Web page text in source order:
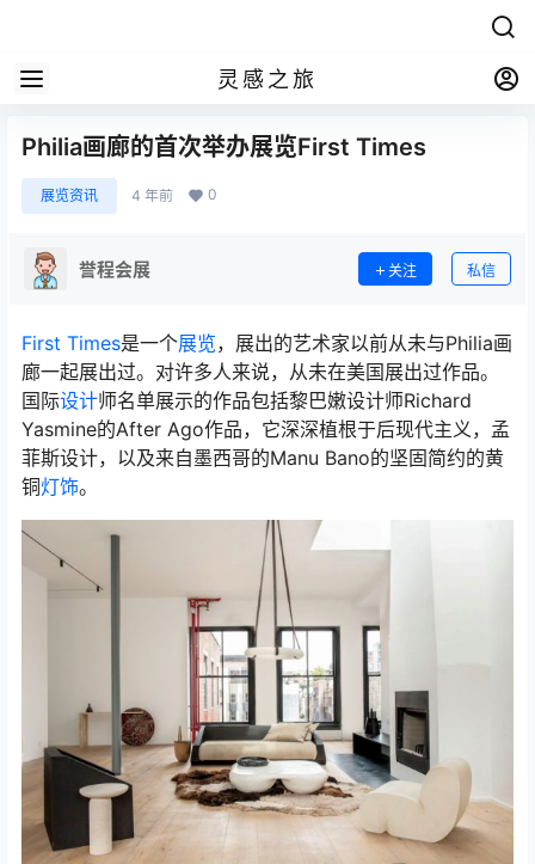
灵感之旅
Philia画廊的首次举办展览First Times
展览资讯 4 年前 0
誉程会展 关注 私信
First Times是一个展览，展出的艺术家以前从未与Philia画
廊一起展出过。对许多人来说，从未在美国展出过作品。
国际设计师名单展示的作品包括黎巴嫩设计师Richard
Yasmine的After Ago作品，它深深植根于后现代主义，孟
菲斯设计，以及来自墨西哥的Manu Bano的坚固简约的黄
铜灯饰。